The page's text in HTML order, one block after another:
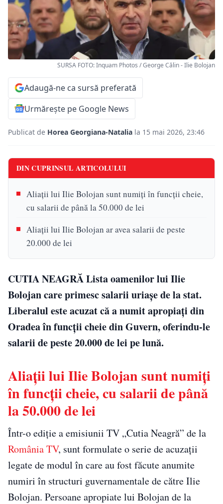
SURSA FOTO: Inquam Photos / George Călin - Ilie Bolojan
Adaugă-ne ca sursă preferată
Urmărește pe Google News
Publicat de Horea Georgiana-Natalia la 15 mai 2026, 23:46
DIN CUPRINSUL ARTICOLULUI
Aliații lui Ilie Bolojan sunt numiți în funcții cheie,
cu salarii de până la 50.000 de lei
Aliații lui Ilie Bolojan ar avea salarii de peste
20.000 de lei
CUTIA NEAGRĂ Lista oamenilor lui Ilie
Bolojan care primesc salarii uriașe de la stat.
Liberalul este acuzat că a numit apropiați din
Oradea în funcții cheie din Guvern, oferindu-le
salarii de peste 20.000 de lei pe lună.
Aliații lui Ilie Bolojan sunt numiți
în funcții cheie, cu salarii de până
la 50.000 de lei
Într-o ediție a emisiunii TV „Cutia Neagră” de la
România TV, sunt formulate o serie de acuzații
legate de modul în care au fost făcute anumite
numiri în structuri guvernamentale de către Ilie
Bolojan. Persoane apropiate lui Bolojan de la